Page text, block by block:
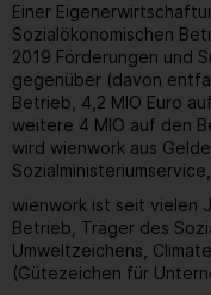
Einer
Sozialökonomischen
2019 Förderungen und
gegenüber (davon
Betrieb, 4,2 MIO Euro
weitere 4 MIO auf den
wird wienwork aus
wienwork ist seit vielen
Betrieb, Träger des
Umweltzeichens,
(Gütezeichen für